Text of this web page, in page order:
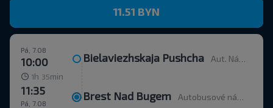
11.51 BYN
Pá, 7.08
10:00 Bielaviezhskaja Pushcha Aut. Nádr.
1h 35 min
Pá, 7.08
11:35 Brest Nad Bugem Autobusové nádraží, ulice Ordžonikidze 12.